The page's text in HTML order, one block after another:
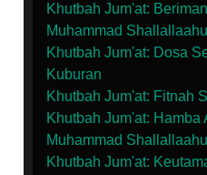
Khutbah Jum'at:
Muhammad
Khutbah Jum'at: Dosa
Kuburan
Khutbah Jum'at: Fitnah
Khutbah Jum'at:
Muhammad
Khutbah Jum'at: